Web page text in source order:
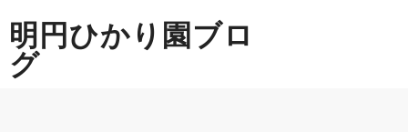
to
content
明円ひかり園ブロ
グ